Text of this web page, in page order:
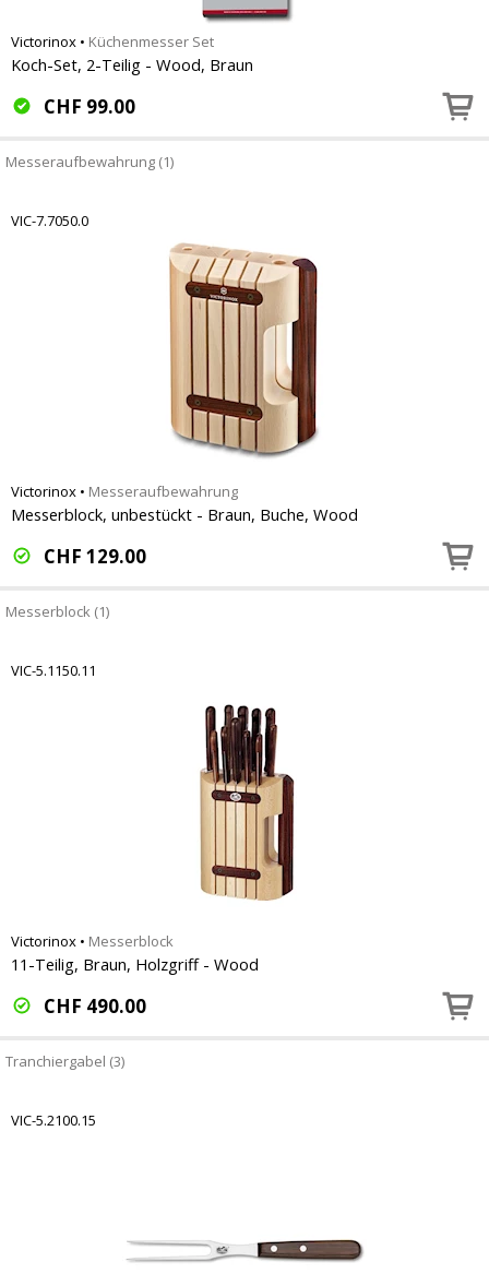
Victorinox • Küchenmesser Set
Koch-Set, 2-Teilig - Wood, Braun
CHF 99.00
Messeraufbewahrung (1)
VIC-7.7050.0
Victorinox • Messeraufbewahrung
Messerblock, unbestückt - Braun, Buche, Wood
CHF 129.00
Messerblock (1)
VIC-5.1150.11
Victorinox • Messerblock
11-Teilig, Braun, Holzgriff - Wood
CHF 490.00
Tranchiergabel (3)
VIC-5.2100.15